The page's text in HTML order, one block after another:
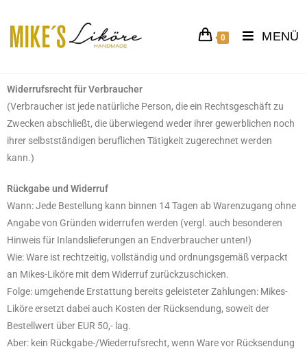
0 MENÜ
Widerrufsrecht für Verbraucher
(Verbraucher ist jede natürliche Person, die ein Rechtsgeschäft zu
Zwecken abschließt, die überwiegend weder ihrer gewerblichen noch
ihrer selbstständigen beruflichen Tätigkeit zugerechnet werden
kann.)
Rückgabe und Widerruf
Wann: Jede Bestellung kann binnen 14 Tagen ab Warenzugang ohne
Angabe von Gründen widerrufen werden (vergl. auch besonderen
Hinweis für Inlandslieferungen an Endverbraucher unten!)
Wie: Ware ist rechtzeitig, vollständig und ordnungsgemäß verpackt
an Mikes-Liköre mit dem Widerruf zurückzuschicken.
Folge: umgehende Erstattung bereits geleisteter Zahlungen: Mikes-
Liköre ersetzt dabei auch Kosten der Rücksendung, soweit der
Bestellwert über EUR 50,- lag.
Aber: kein Rückgabe-/Wiederrufsrecht, wenn Ware vor Rücksendung